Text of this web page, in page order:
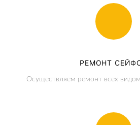
РЕМОНТ
Осуществляем ремонт всех